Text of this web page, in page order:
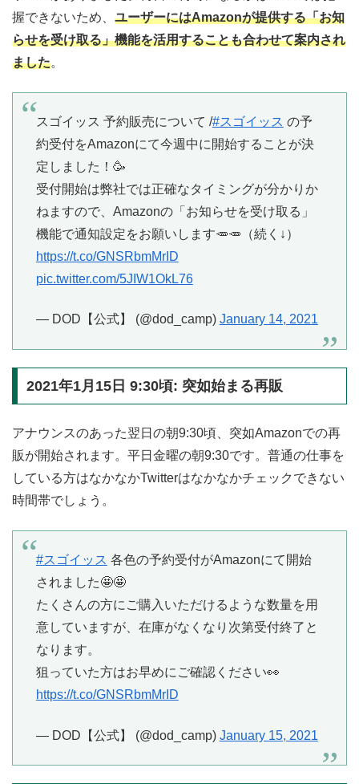
握できないため、 ユーザーにはAmazonが提供する「お知
らせを受け取る」機能を活用することも合わせて案内され
ました。
スゴイッス 予約販売について /#スゴイッス の予
約受付をAmazonにて今週中に開始することが決
定しました！🥳
受付開始は弊社では正確なタイミングが分かりか
ねますので、Amazonの「お知らせを受け取る」
機能で通知設定をお願いします🥕🥕（続く↓）
https://t.co/GNSRbmMrID
pic.twitter.com/5JIW1OkL76
— DOD【公式】 (@dod_camp) January 14, 2021
2021年1月15日 9:30頃: 突如始まる再販
アナウンスのあった翌日の朝9:30頃、突如Amazonでの再
販が開始されます。平日金曜の朝9:30です。普通の仕事を
している方はなかなかTwitterはなかなかチェックできない
時間帯でしょう。
#スゴイッス 各色の予約受付がAmazonにて開始
されました🤩🤩
たくさんの方にご購入いただけるような数量を用
意していますが、在庫がなくなり次第受付終了と
なります。
狙っていた方はお早めにご確認ください👀
https://t.co/GNSRbmMrID
— DOD【公式】 (@dod_camp) January 15, 2021